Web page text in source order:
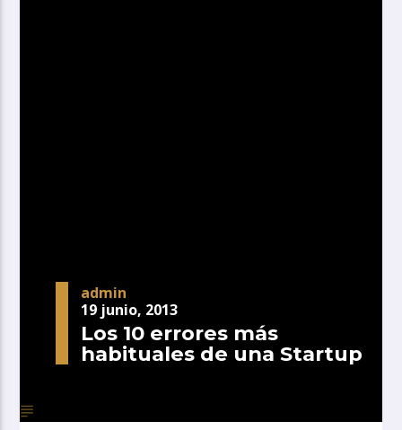
admin
19 junio, 2013
Los 10 errores más
habituales de una Startup